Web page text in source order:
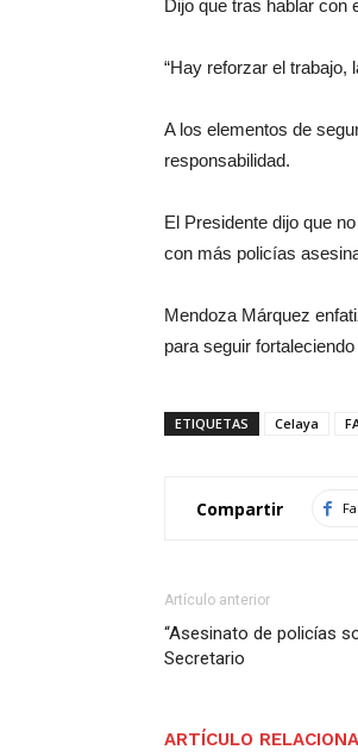
Dijo que tras hablar con
“Hay reforzar el trabajo,
A los elementos de
responsabilidad.
El Presidente dijo que
con más policías
Mendoza Márquez
para seguir
ETIQUETAS Celaya
Compartir
Artículo anterior
“Asesinato de policías
Secretario
ARTÍCULO